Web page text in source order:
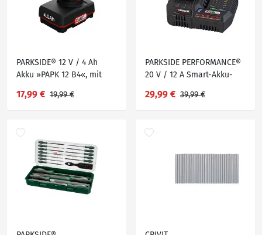
PARKSIDE® 12 V / 4 Ah
Akku »PAPK 12 B4«, mit
17,99 € 19,99 €
PARKSIDE PERFORMANCE®
20 V / 12 A Smart-Akku-
ohne Akku
29,99 € 39,99 €